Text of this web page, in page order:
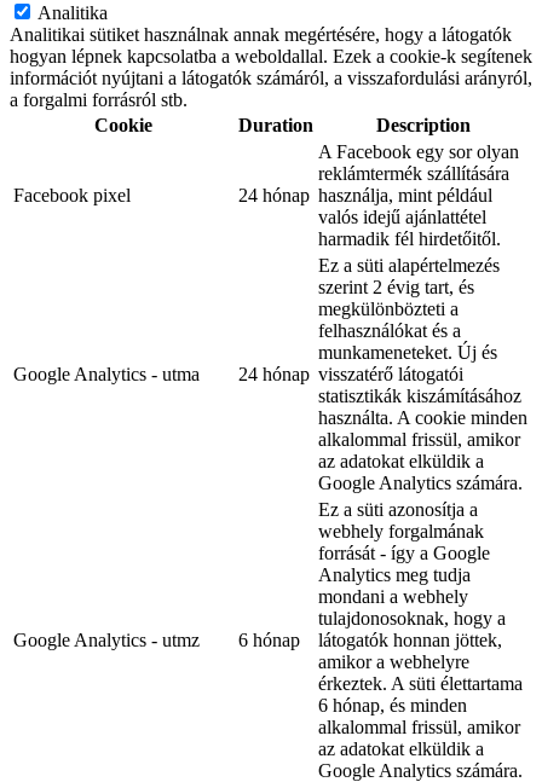
Analitika
Analitikai sütiket használnak annak megértésére, hogy a látogatók
hogyan lépnek kapcsolatba a weboldallal. Ezek a cookie-k segítenek
információt nyújtani a látogatók számáról, a visszafordulási arányról,
a forgalmi forrásról stb.
Cookie
Duration Description
Facebook pixel 24 hónap
A Facebook egy sor olyan
reklámtermék szállítására
használja, mint például
valós idejű ajánlattétel
harmadik fél hirdetőitől.
Google Analytics - utma 24 hónap
Ez a süti alapértelmezés
szerint 2 évig tart, és
megkülönbözteti a
felhasználókat és a
munkameneteket. Új és
visszatérő látogatói
statisztikák kiszámításához
használta. A cookie minden
alkalommal frissül, amikor
az adatokat elküldik a
Google Analytics számára.
Google Analytics - utmz 6 hónap
Ez a süti azonosítja a
webhely forgalmának
forrását - így a Google
Analytics meg tudja
mondani a webhely
tulajdonosoknak, hogy a
látogatók honnan jöttek,
amikor a webhelyre
érkeztek. A süti élettartama
6 hónap, és minden
alkalommal frissül, amikor
az adatokat elküldik a
Google Analytics számára.